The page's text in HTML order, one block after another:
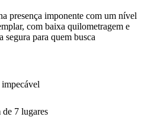
presença imponente com um nível
com baixa quilometragem e
segura para quem busca
7 lugares